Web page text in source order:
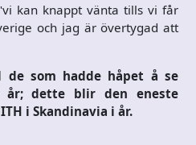
kan knappt vänta tills vi får
och jag är övertygad att
som hadde håpet å se
år; dette blir den eneste
i Skandinavia i år.